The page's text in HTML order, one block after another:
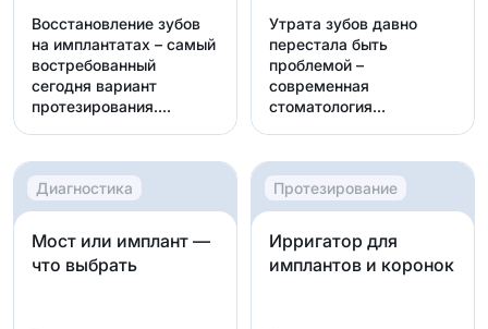
Восстановление зубов
на имплантатах – самый
востребованный
сегодня вариант
протезирования.
Утрата зубов давно
перестала быть
проблемой –
современная
стоматология
Диагностика
Мост или имплант —
что выбрать
Протезирование
Ирригатор для
имплантов и коронок